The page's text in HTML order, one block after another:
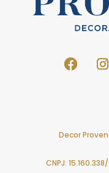
Decor
CNPJ: